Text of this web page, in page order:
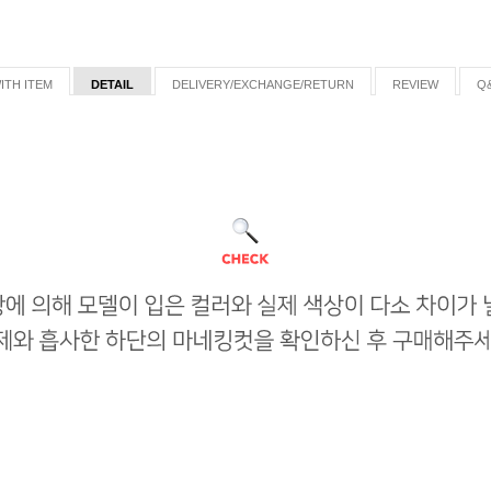
ITEM DETAIL DELIVERY/EXCHANGE/RETURN REVIEW